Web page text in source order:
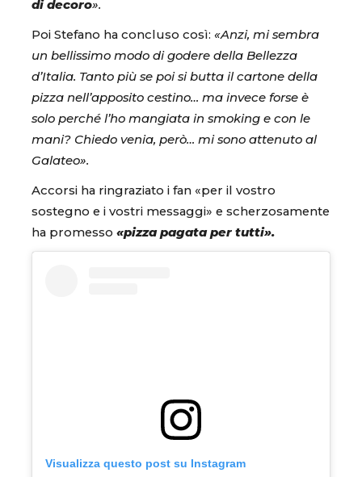
di decoro».
Poi Stefano ha concluso così: «Anzi, mi sembra
un bellissimo modo di godere della Bellezza
d’Italia. Tanto più se poi si butta il cartone della
pizza nell’apposito cestino… ma invece forse è
solo perché l’ho mangiata in smoking e con le
mani? Chiedo venia, però… mi sono attenuto al
Galateo».
Accorsi ha ringraziato i fan «per il vostro
sostegno e i vostri messaggi» e scherzosamente
ha promesso «pizza pagata per tutti».
Visualizza questo post su Instagram